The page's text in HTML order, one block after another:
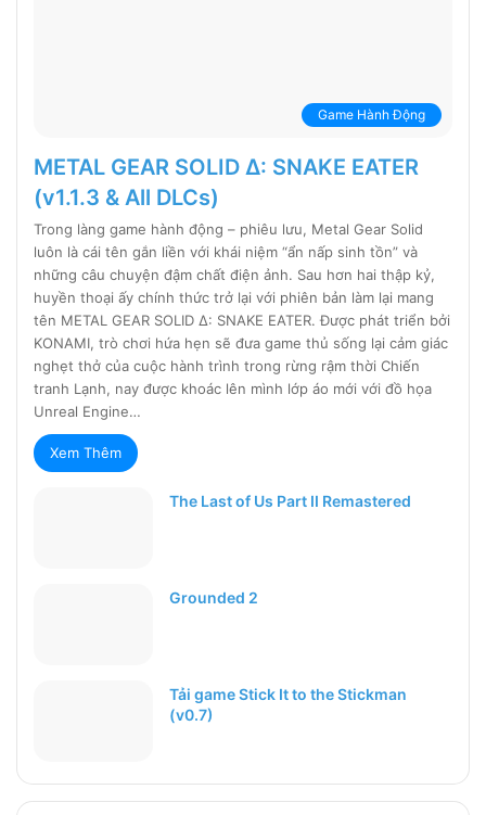
Game Hành Động
METAL GEAR SOLID Δ: SNAKE EATER
(v1.1.3 & All DLCs)
Trong làng game hành động – phiêu lưu, Metal Gear Solid
luôn là cái tên gắn liền với khái niệm “ẩn nấp sinh tồn” và
những câu chuyện đậm chất điện ảnh. Sau hơn hai thập kỷ,
huyền thoại ấy chính thức trở lại với phiên bản làm lại mang
tên METAL GEAR SOLID Δ: SNAKE EATER. Được phát triển bởi
KONAMI, trò chơi hứa hẹn sẽ đưa game thủ sống lại cảm giác
nghẹt thở của cuộc hành trình trong rừng rậm thời Chiến
tranh Lạnh, nay được khoác lên mình lớp áo mới với đồ họa
Unreal Engine…
Xem Thêm
The Last of Us Part II Remastered
Grounded 2
Tải game Stick It to the Stickman
(v0.7)